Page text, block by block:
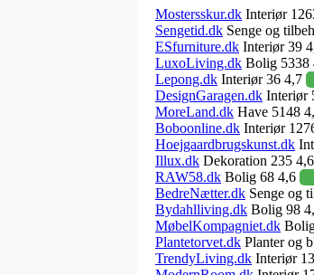
Mostersskur.dk Interiør
Sengetid.dk Senge og
ESfurniture.dk Interiør 39
LuxoLiving.dk Bolig 5338
Lepong.dk Interiør 36 4,7
DesignGaragen.dk Interiør
MoreLand.dk Have 5148
Boboonline.dk Interiør
Hoejgaardbrugskunst.dk
Illux.dk Dekoration 235 4,6
RAW58.dk Bolig 68 4,6
BedreNætter.dk Senge og
Bydahlliving.dk Bolig 98
MøbelKompagniet.dk
Plantetorvet.dk Planter og
TrendyLiving.dk Interiør